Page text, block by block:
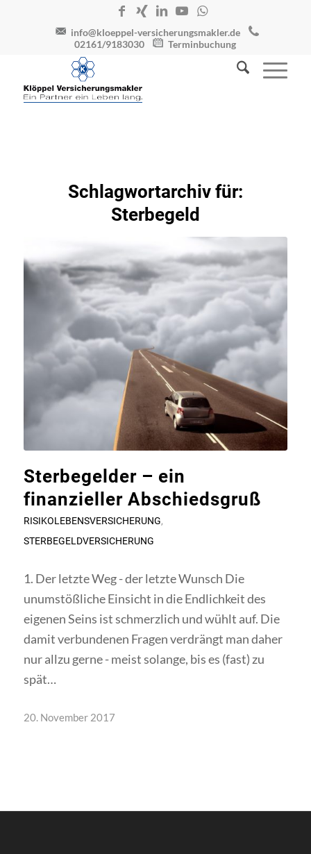
info@kloeppel-versicherungsmakler.de
02161/9183030
Terminbuchung
Schlagwortarchiv für:
Sterbegeld
Sterbegelder – ein
finanzieller Abschiedsgruß
RISIKOLEBENSVERSICHERUNG,
STERBEGELDVERSICHERUNG
1. Der letzte Weg - der letzte Wunsch Die
unumstößliche Einsicht in die Endlichkeit des
eigenen Seins ist schmerzlich und wühlt auf. Die
damit verbundenen Fragen verdrängt man daher
nur allzu gerne - meist solange, bis es (fast) zu
spät…
20. November 2017